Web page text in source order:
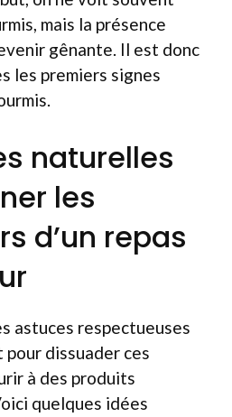
mais la présence
gênante. Il est donc
les premiers signes
naturelles
les
d’un repas
astuces respectueuses
pour dissuader ces
à des produits
quelques idées